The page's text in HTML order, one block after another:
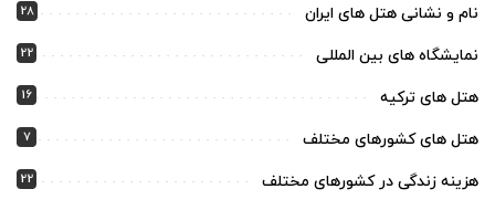
نام و نشانی هتل های ایران 28
نمایشگاه های بین المللی 22
هتل های ترکیه 16
هتل های کشورهای مختلف 7
هزینه زندگی در کشورهای مختلف 22